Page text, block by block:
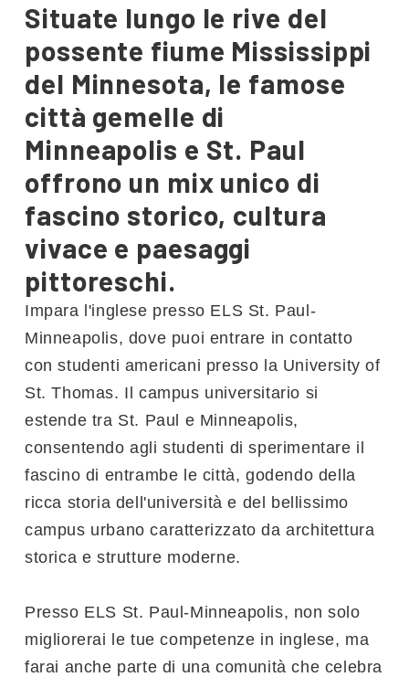
Situate lungo le rive del
possente fiume Mississippi
del Minnesota, le famose
città gemelle di
Minneapolis e St. Paul
offrono un mix unico di
fascino storico, cultura
vivace e paesaggi
pittoreschi.
Impara l'inglese presso ELS St. Paul-
Minneapolis, dove puoi entrare in contatto
con studenti americani presso la University of
St. Thomas. Il campus universitario si
estende tra St. Paul e Minneapolis,
consentendo agli studenti di sperimentare il
fascino di entrambe le città, godendo della
ricca storia dell'università e del bellissimo
campus urbano caratterizzato da architettura
storica e strutture moderne.
Presso ELS St. Paul-Minneapolis, non solo
migliorerai le tue competenze in inglese, ma
farai anche parte di una comunità che celebra